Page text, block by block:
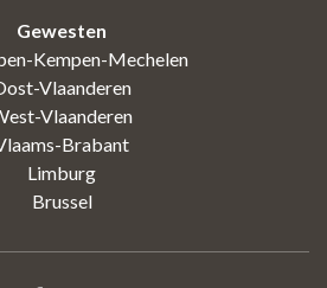
Gewesten
Kempen-Mechelen
Vlaanderen
Vlaanderen
Brabant
Limburg
Brussel